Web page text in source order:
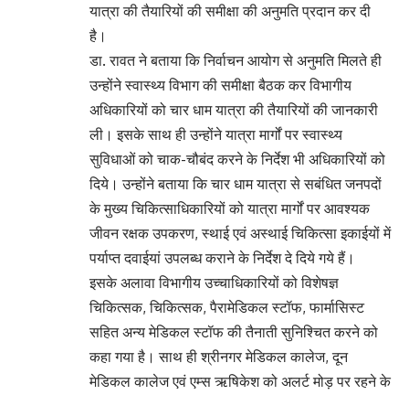
यात्रा की तैयारियों की समीक्षा की अनुमति प्रदान कर दी
है।
डा. रावत ने बताया कि निर्वाचन आयोग से अनुमति मिलते ही
उन्होंने स्वास्थ्य विभाग की समीक्षा बैठक कर विभागीय
अधिकारियों को चार धाम यात्रा की तैयारियों की जानकारी
ली। इसके साथ ही उन्होंने यात्रा मार्गों पर स्वास्थ्य
सुविधाओं को चाक-चौबंद करने के निर्देश भी अधिकारियों को
दिये। उन्होंने बताया कि चार धाम यात्रा से सबंधित जनपदों
के मुख्य चिकित्साधिकारियों को यात्रा मार्गों पर आवश्यक
जीवन रक्षक उपकरण, स्थाई एवं अस्थाई चिकित्सा इकाईयों में
पर्याप्त दवाईयां उपलब्ध कराने के निर्देश दे दिये गये हैं।
इसके अलावा विभागीय उच्चाधिकारियों को विशेषज्ञ
चिकित्सक, चिकित्सक, पैरामेडिकल स्टॉफ, फार्मासिस्ट
सहित अन्य मेडिकल स्टॉफ की तैनाती सुनिश्चित करने को
कहा गया है। साथ ही श्रीनगर मेडिकल कालेज, दून
मेडिकल कालेज एवं एम्स ऋषिकेश को अलर्ट मोड़ पर रहने के